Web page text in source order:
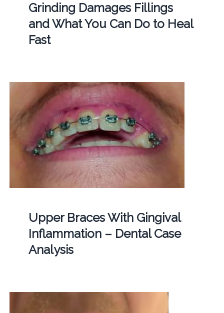
Grinding Damages Fillings
and What You Can Do to Heal
Fast
Upper Braces With Gingival
Inflammation – Dental Case
Analysis